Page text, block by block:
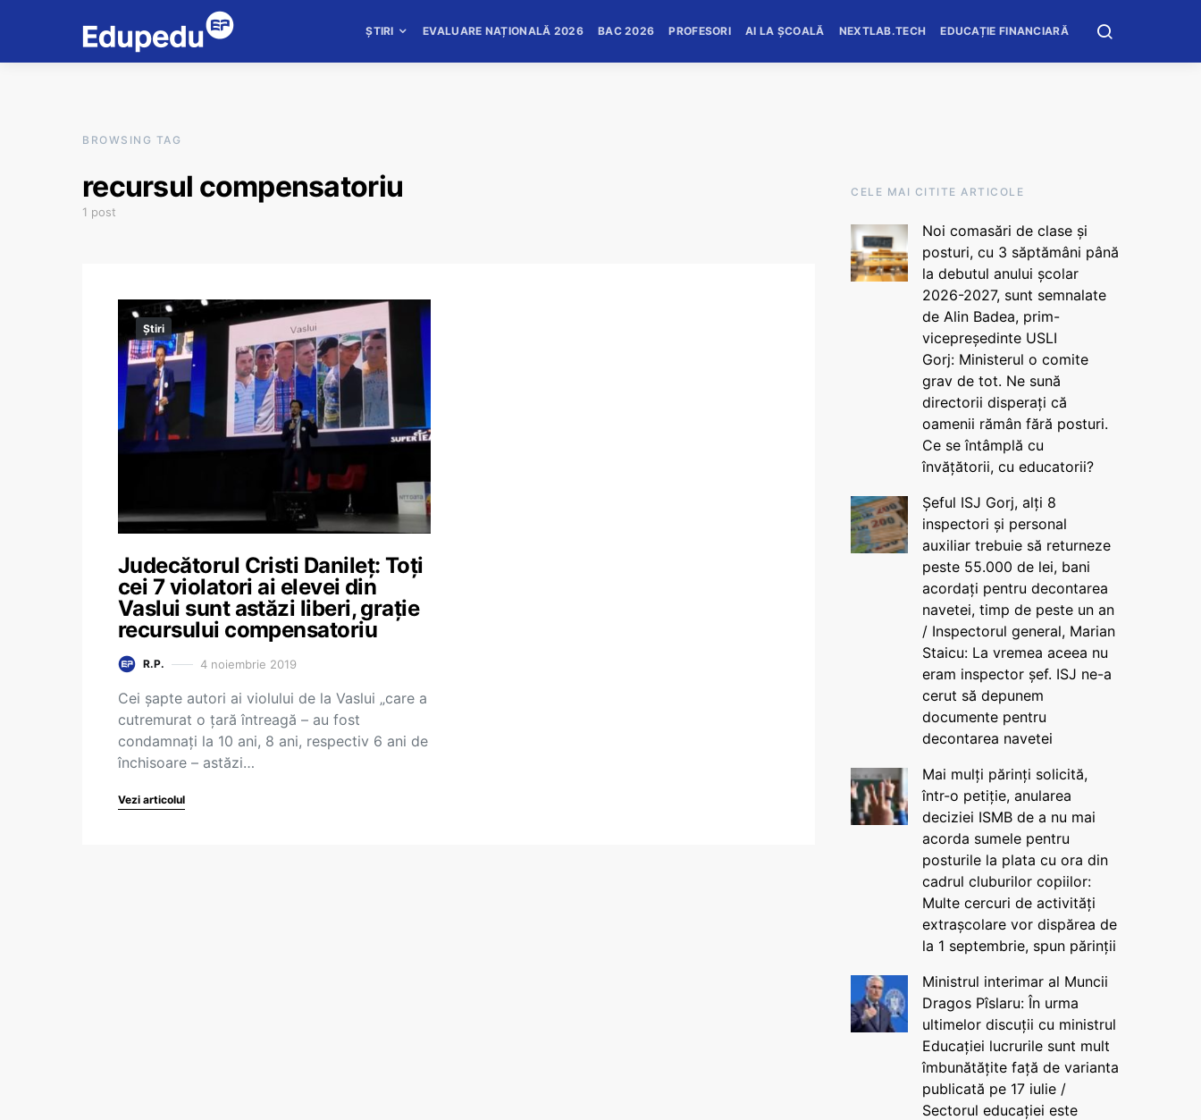
ȘTIRI EVALUARE NAȚIONALĂ 2026 BAC 2026 PROFESORI AI LA ȘCOALĂ NEXTLAB.TECH EDUCAȚIE FINANCIARĂ
BROWSING TAG
recursul compensatoriu
1 post
Știri
Judecătorul Cristi Danileț: Toți
cei 7 violatori ai elevei din
Vaslui sunt astăzi liberi, grație
recursului compensatoriu
R.P. 4 noiembrie 2019
Cei șapte autori ai violului de la Vaslui „care a
cutremurat o țară întreagă – au fost
condamnați la 10 ani, 8 ani, respectiv 6 ani de
închisoare – astăzi…
Vezi articolul
CELE MAI CITITE ARTICOLE
Noi comasări de clase și
posturi, cu 3 săptămâni până
la debutul anului școlar
2026-2027, sunt semnalate
de Alin Badea, prim-
vicepreședinte USLI
Gorj: Ministerul o comite
grav de tot. Ne sună
directorii disperați că
oamenii rămân fără posturi.
Ce se întâmplă cu
învățătorii, cu educatorii?
Șeful ISJ Gorj, alți 8
inspectori și personal
auxiliar trebuie să returneze
peste 55.000 de lei, bani
acordați pentru decontarea
navetei, timp de peste un an
/ Inspectorul general, Marian
Staicu: La vremea aceea nu
eram inspector șef. ISJ ne-a
cerut să depunem
documente pentru
decontarea navetei
Mai mulți părinți solicită,
într-o petiție, anularea
deciziei ISMB de a nu mai
acorda sumele pentru
posturile la plata cu ora din
cadrul cluburilor copiilor:
Multe cercuri de activități
extrașcolare vor dispărea de
la 1 septembrie, spun părinții
Ministrul interimar al Muncii
Dragos Pîslaru: În urma
ultimelor discuții cu ministrul
Educației lucrurile sunt mult
îmbunătățite față de varianta
publicată pe 17 iulie /
Sectorul educației este